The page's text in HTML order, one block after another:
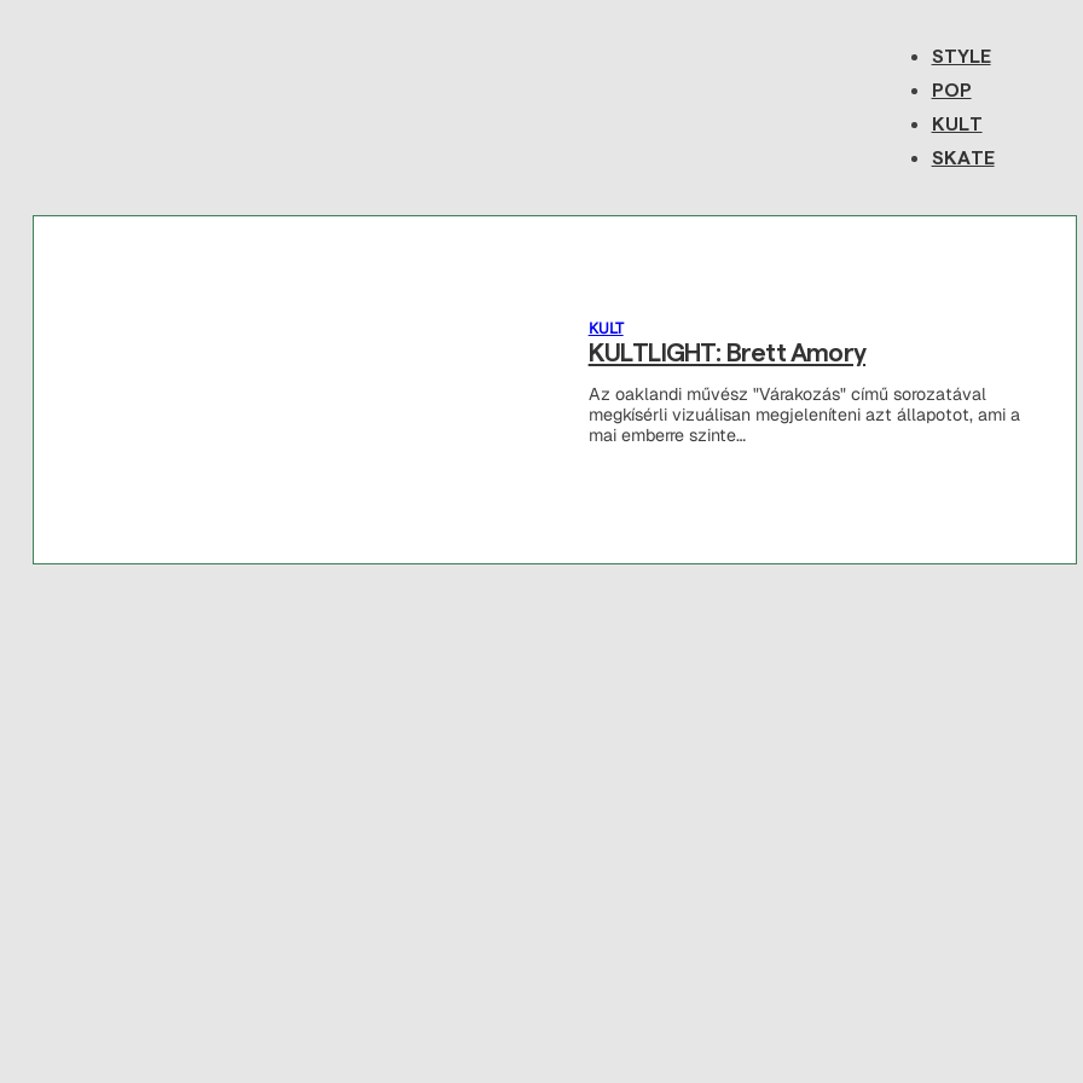
STYLE
POP
KULT
SKATE
KULT
KULTLIGHT: Brett Amory
Az oaklandi művész "Várakozás" című sorozatával
megkísérli vizuálisan megjeleníteni azt állapotot, ami a
mai emberre szinte…